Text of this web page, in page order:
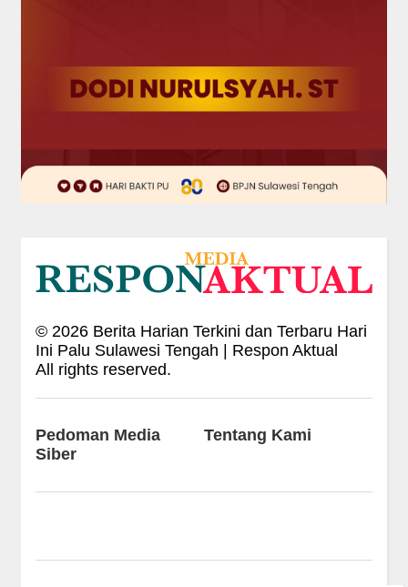
© 2026Berita Harian Terkini dan Terbaru Hari
Ini Palu Sulawesi Tengah | Respon Aktual
All rights reserved.
Pedoman Media
Siber
Tentang Kami